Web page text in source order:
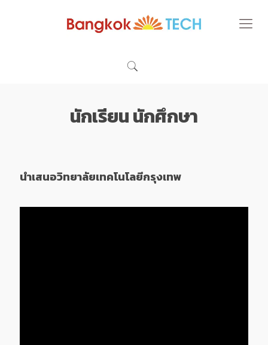
นักเรียน นักศึกษา
นำเสนอวิทยาลัยเทคโนโลยีกรุงเทพ